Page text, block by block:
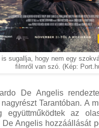
sugallja, hogy nem egy
filmről van szó. (Kép:
De Angelis
Tarantóban. A
együttműködtek az
De Angelis hozzáállását